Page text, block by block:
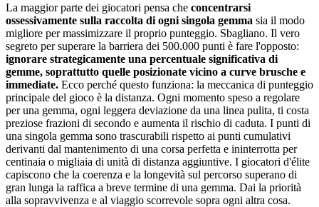
La maggior parte dei giocatori pensa che concentrarsi
ossessivamente sulla raccolta di ogni singola gemma sia il modo
migliore per massimizzare il proprio punteggio. Sbagliano. Il vero
segreto per superare la barriera dei 500.000 punti è fare l'opposto:
ignorare strategicamente una percentuale significativa di
gemme, soprattutto quelle posizionate vicino a curve brusche e
immediate. Ecco perché questo funziona: la meccanica di punteggio
principale del gioco è la distanza. Ogni momento speso a regolare
per una gemma, ogni leggera deviazione da una linea pulita, ti costa
preziose frazioni di secondo e aumenta il rischio di caduta. I punti di
una singola gemma sono trascurabili rispetto ai punti cumulativi
derivanti dal mantenimento di una corsa perfetta e ininterrotta per
centinaia o migliaia di unità di distanza aggiuntive. I giocatori d'élite
capiscono che la coerenza e la longevità sul percorso superano di
gran lunga la raffica a breve termine di una gemma. Dai la priorità
alla sopravvivenza e al viaggio scorrevole sopra ogni altra cosa.